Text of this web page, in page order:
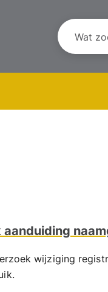
aanduiding
wijziging